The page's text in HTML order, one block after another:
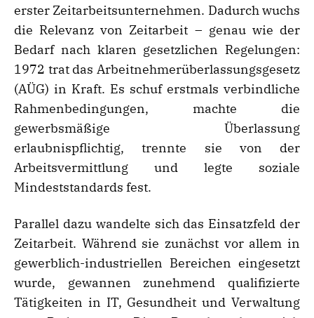
erster Zeitarbeitsunternehmen. Dadurch wuchs
die Relevanz von Zeitarbeit – genau wie der
Bedarf nach klaren gesetzlichen Regelungen:
1972 trat das Arbeitnehmerüberlassungsgesetz
(AÜG) in Kraft. Es schuf erstmals verbindliche
Rahmenbedingungen, machte die
gewerbsmäßige Überlassung
erlaubnispflichtig, trennte sie von der
Arbeitsvermittlung und legte soziale
Mindeststandards fest.
Parallel dazu wandelte sich das Einsatzfeld der
Zeitarbeit. Während sie zunächst vor allem in
gewerblich-industriellen Bereichen eingesetzt
wurde, gewannen zunehmend qualifizierte
Tätigkeiten in IT, Gesundheit und Verwaltung